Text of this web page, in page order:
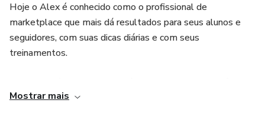
Hoje o Alex é conhecido como o profissional de
marketplace que mais dá resultados para seus alunos e
seguidores, com suas dicas diárias e com seus
treinamentos.
oportunidade de crescimento nesse imenso mercado de E-
Mostrar mais